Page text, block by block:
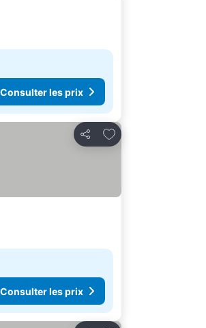
Consulter les prix
Partager
Ajouter à mes favoris
Consulter les prix